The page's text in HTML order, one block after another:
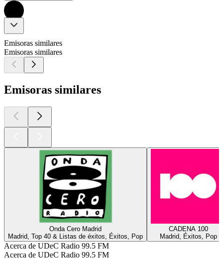
Emisoras similares
Emisoras similares
Emisoras similares
Onda Cero Madrid
Madrid, Top 40 & Listas de éxitos, Éxitos, Pop
CADENA 100
Madrid, Éxitos, Pop
Acerca de UDeC Radio 99.5 FM
Acerca de UDeC Radio 99.5 FM